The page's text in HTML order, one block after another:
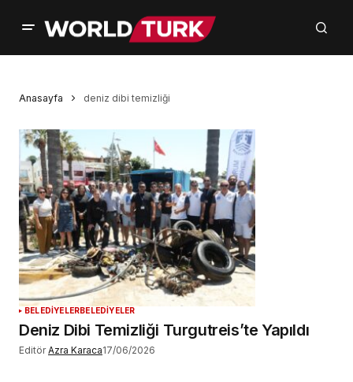
Anasayfa deniz dibi temizliği
BELEDİYELERBELEDİYELER
Deniz Dibi Temizliği Turgutreis’te Yapıldı
Editör Azra Karaca17/06/2026